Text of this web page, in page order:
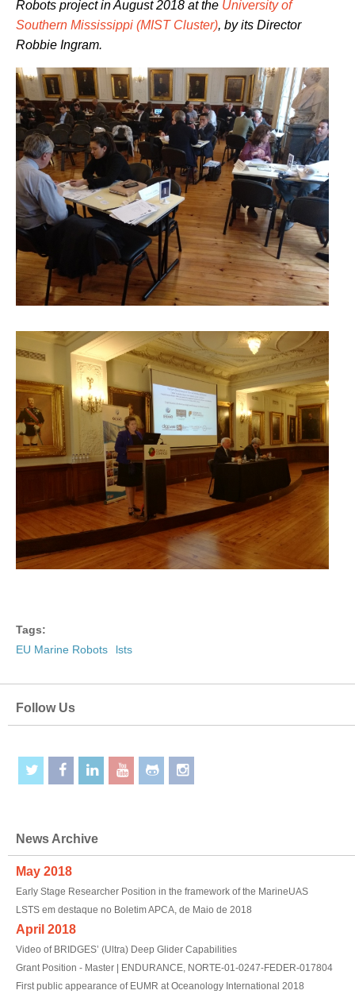
Robots project in August 2018 at the University of
Southern Mississippi (MIST Cluster), by its Director
Robbie Ingram.
Tags:
EU Marine Robots
lsts
Follow Us
News Archive
May 2018
Early Stage Researcher Position in the framework of the MarineUAS
LSTS em destaque no Boletim APCA, de Maio de 2018
April 2018
Video of BRIDGES’ (Ultra) Deep Glider Capabilities
Grant Position - Master | ENDURANCE, NORTE-01-0247-FEDER-017804
First public appearance of EUMR at Oceanology International 2018